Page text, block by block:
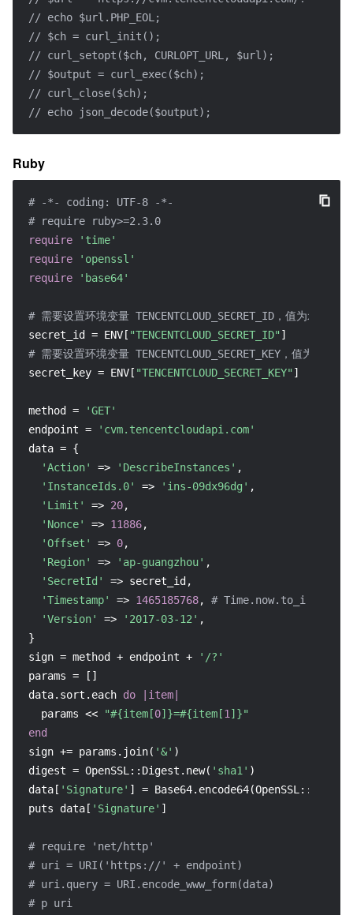
// echo $url.PHP_EOL;
// $ch = curl_init();
// curl_setopt($ch, CURLOPT_URL, $url);
// $output = curl_exec($ch);
// curl_close($ch);
// echo json_decode($output);
Ruby
# -*- coding: UTF-8 -*-
# require ruby>=2.3.0
require
'time'
require
'openssl'
require
'base64'
# 需要设置环境变量 TENCENTCLOUD_SECRET_ID，值
secret_id = ENV[ "TENCENTCLOUD_SECRET_ID"
# 需要设置环境变量 TENCENTCLOUD_SECRET_KEY，
secret_key = ENV[ "TENCENTCLOUD_SECRET_KEY" ]
method =
'GET'
endpoint =
'cvm.tencentcloudapi.com'
data = {
'Action'
=> 'DescribeInstances' ,
'InstanceIds.0'
=> 'ins-09dx96dg' ,
'Limit'
=> 20,
'Nonce'
=> 11886,
'Offset'
=> 0,
'Region'
=> 'ap-guangzhou' ,
'SecretId'
=> secret_id,
'Timestamp'
=> 1465185768, # Time.now.to_i
'Version'
=> '2017-03-12' ,
}
sign = method + endpoint +
'/?'
params = []
data.sort.each do
|item|
  params <<
"#{item[0]}=#{item[1 ]}"
end
sign += params.join( '&' )
digest = OpenSSL::Digest.new( 'sha1' )
data[ 'Signature' ] =
puts data[ 'Signature' ]
# require 'net/http'
# uri = URI('https://' + endpoint)
# uri.query = URI.encode_www_form(data)
# p uri